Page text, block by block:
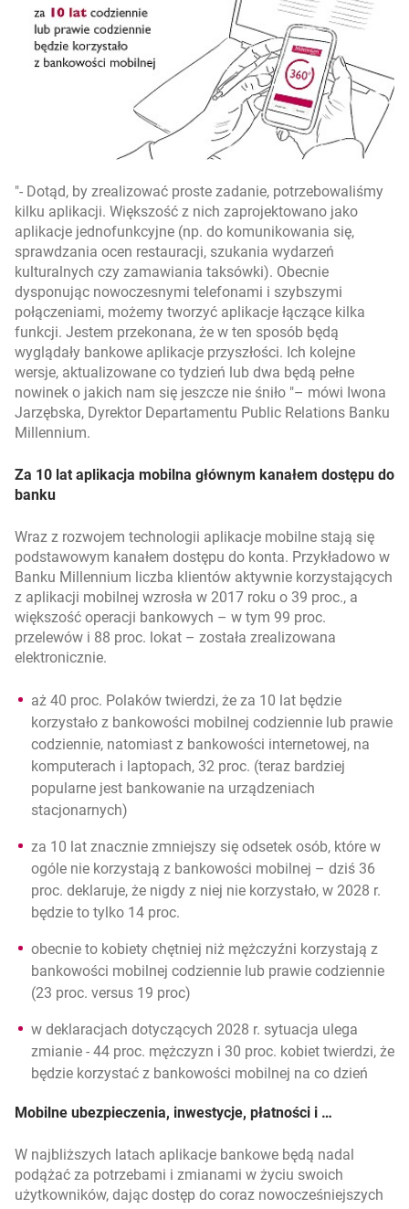
- Dotąd, by zrealizować proste zadanie, potrzebowaliśmy
kilku aplikacji. Większość z nich zaprojektowano jako
aplikacje jednofunkcyjne (np. do komunikowania się,
sprawdzania ocen restauracji, szukania wydarzeń
kulturalnych czy zamawiania taksówki). Obecnie
dysponując nowoczesnymi telefonami i szybszymi
połączeniami, możemy tworzyć aplikacje łączące kilka
funkcji. Jestem przekonana, że w ten sposób będą
wyglądały bankowe aplikacje przyszłości. Ich kolejne
wersje, aktualizowane co tydzień lub dwa będą pełne
nowinek o jakich nam się jeszcze nie śniło – mówi Iwona
Jarzębska, Dyrektor Departamentu Public Relations Banku
Millennium.
Za 10 lat aplikacja mobilna głównym kanałem dostępu do
banku
Wraz z rozwojem technologii aplikacje mobilne stają się
podstawowym kanałem dostępu do konta. Przykładowo w
Banku Millennium liczba klientów aktywnie korzystających
z aplikacji mobilnej wzrosła w 2017 roku o 39 proc., a
większość operacji bankowych – w tym 99 proc.
przelewów i 88 proc. lokat – została zrealizowana
elektronicznie.
aż 40 proc. Polaków twierdzi, że za 10 lat będzie
korzystało z bankowości mobilnej codziennie lub prawie
codziennie, natomiast z bankowości internetowej, na
komputerach i laptopach, 32 proc. (teraz bardziej
popularne jest bankowanie na urządzeniach
stacjonarnych)
za 10 lat znacznie zmniejszy się odsetek osób, które w
ogóle nie korzystają z bankowości mobilnej – dziś 36
proc. deklaruje, że nigdy z niej nie korzystało, w 2028 r.
będzie to tylko 14 proc.
obecnie to kobiety chętniej niż mężczyźni korzystają z
bankowości mobilnej codziennie lub prawie codziennie
(23 proc. versus 19 proc)
w deklaracjach dotyczących 2028 r. sytuacja ulega
zmianie - 44 proc. mężczyzn i 30 proc. kobiet twierdzi, że
będzie korzystać z bankowości mobilnej na co dzień
Mobilne ubezpieczenia, inwestycje, płatności i …
W najbliższych latach aplikacje bankowe będą nadal
podążać za potrzebami i zmianami w życiu swoich
użytkowników, dając dostęp do coraz nowocześniejszych